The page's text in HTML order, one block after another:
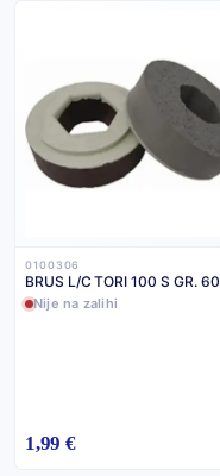
0100306
BRUS L/C TORI 100 S GR. 60
Nije na zalihi
1,99 €